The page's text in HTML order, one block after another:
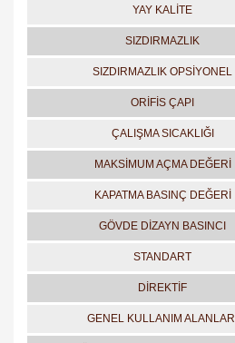
YAY KALİTE
SIZDIRMAZLIK
SIZDIRMAZLIK OPSİYONEL
ORİFİS ÇAPI
ÇALIŞMA SICAKLIĞI
MAKSİMUM AÇMA DEĞERİ
KAPATMA BASINÇ DEĞERİ
GÖVDE DİZAYN BASINCI
STANDART
DİREKTİF
GENEL KULLANIM ALANLARI